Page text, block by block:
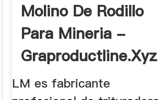
Molino De Rodillo
Para Mineria -
Graproductline.xyz
LM es fabricante